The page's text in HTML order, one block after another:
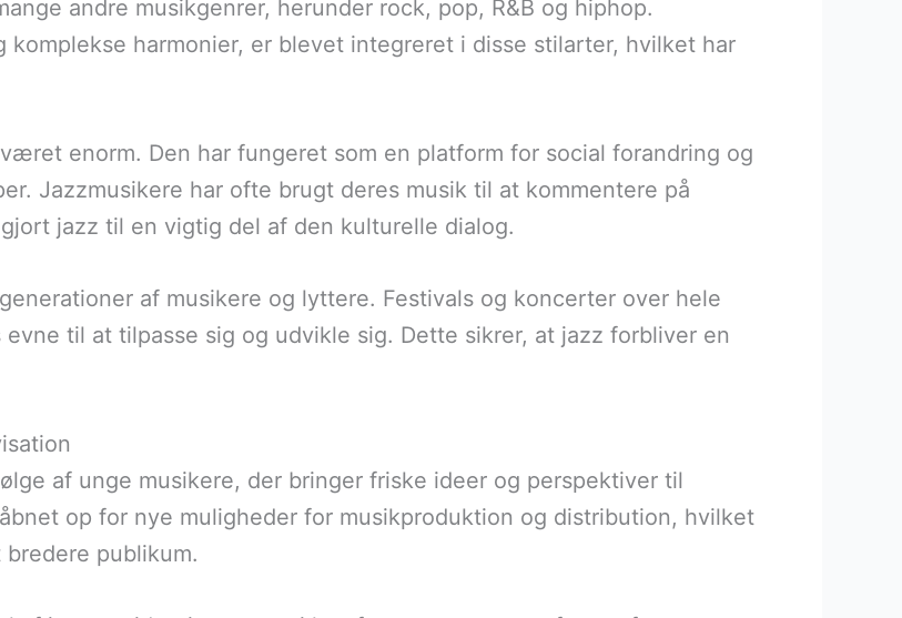
andre musikgenrer, herunder rock, pop, R&B og hiphop.
komplekse harmonier, er blevet integreret i disse stilarter, hvilket har
enorm. Den har fungeret som en platform for social forandring og
Jazzmusikere har ofte brugt deres musik til at kommentere på
jazz til en vigtig del af den kulturelle dialog.
af musikere og lyttere. Festivals og koncerter over hele
til at tilpasse sig og udvikle sig. Dette sikrer, at jazz forbliver en
af unge musikere, der bringer friske ideer og perspektiver til
op for nye muligheder for musikproduktion og distribution, hvilket
publikum.